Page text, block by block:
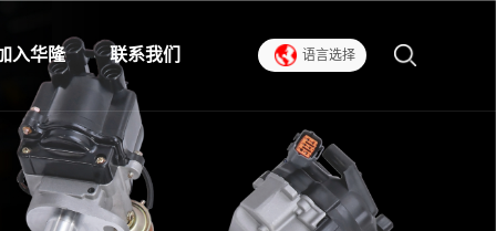
语言选择
入华隆
才招聘
联系我们